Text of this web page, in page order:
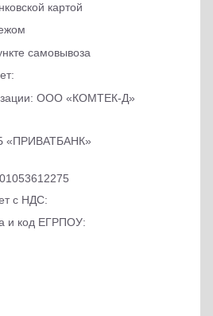
картой
самовывоза
ООО «КОМТЕК-Д»
«ПРИВАТБАНК»
с НДС:
и код ЕГРПОУ: